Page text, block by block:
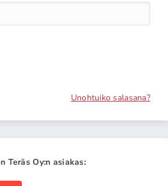
Unohtuiko salasana?
Teräs Oy:n asiakas: